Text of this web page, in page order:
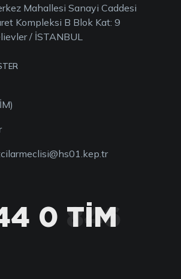
Mahallesi Sanayi Caddesi
Kompleksi B Blok Kat: 9
/ İSTANBUL
0 TİM